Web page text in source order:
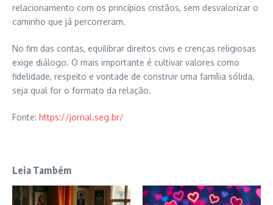
relacionamento com os princípios cristãos, sem desvalorizar o
caminho que já percorreram.
No fim das contas, equilibrar direitos civis e crenças religiosas
exige diálogo. O mais importante é cultivar valores como
fidelidade, respeito e vontade de construir uma família sólida,
seja qual for o formato da relação.
Fonte: https://jornal.seg.br/
Leia Também